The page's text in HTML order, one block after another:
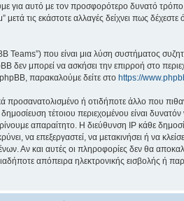
για αυτό με τον προσφορότερο δυνατό
τις εκάστοτε αλλαγές δείχνει πως δέχεστε
Teams”) που είναι μια λύση συστήματος
δεν μπορεί να ασκήσει την επιρροή στο
παρακαλούμε δείτε στο https://
προσανατολισμένο ή οτιδήποτε άλλο που
τέτοιου περιεχομένου είναι δυνατόν
απαραίτητο. Η διεύθυνση IP κάθε
να επεξεργαστεί, να μετακινήσει ή να
Αν και αυτές οι πληροφορίες δεν θα
απόπειρα ηλεκτρονικής εισβολής ή